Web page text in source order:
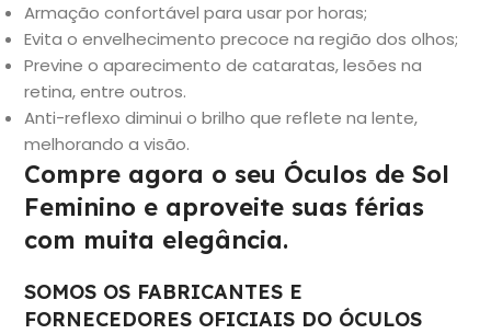
Armação confortável para usar por horas;
Evita o envelhecimento precoce na região dos olhos;
Previne o aparecimento de cataratas, lesões na
retina, entre outros.
Anti-reflexo diminui o brilho que reflete na lente,
melhorando a visão.
Compre agora o seu Óculos de Sol
Feminino e aproveite suas férias
com muita elegância.
SOMOS OS FABRICANTES E
FORNECEDORES OFICIAIS DO ÓCULOS